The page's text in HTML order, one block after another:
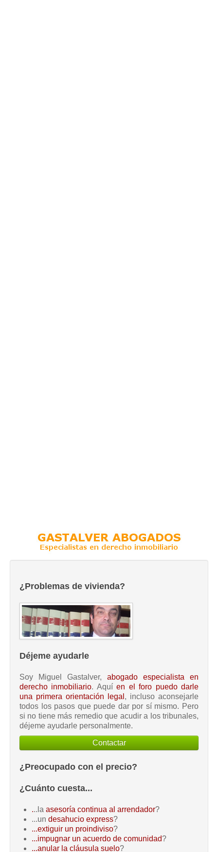
¿Problemas de vivienda?
Déjeme ayudarle
Soy Miguel Gastalver, abogado especialista en
derecho inmobiliario. Aquíen el foro puedo darle
una primera orientación legal , incluso aconsejarle
todos los pasos que puede dar por sí mismo. Pero
si no tiene más remedio que acudir a los tribunales,
déjeme ayudarle personalmente.
Contactar
¿Preocupado con el precio?
¿Cuánto cuesta...
...la asesoría continua al arrendador?
...un desahucio express?
...extiguir un proindiviso?
...impugnar un acuerdo de comunidad?
...anular la cláusula suelo?